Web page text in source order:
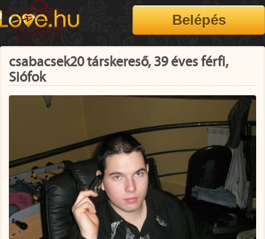
csabacsek20 társkereső, 39 éves férfi,
Siófok